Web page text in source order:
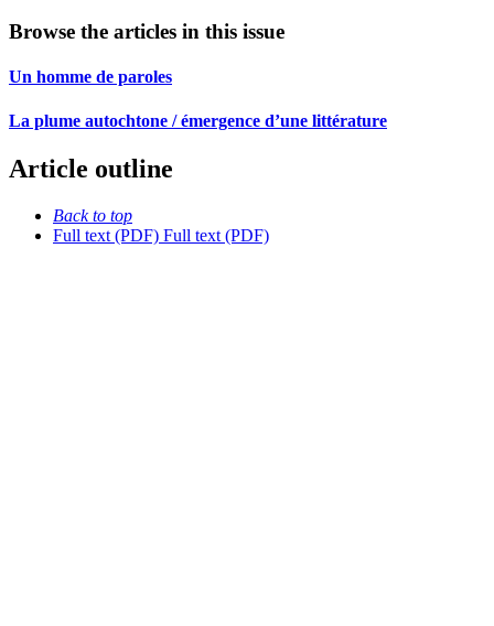
Browse the articles in this issue
Un homme de paroles
La plume autochtone / émergence d’une littérature
Article outline
Back to top
Full text (PDF) Full text (PDF)